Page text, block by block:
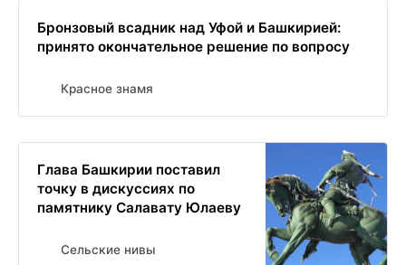
Бронзовый всадник над Уфой и Башкирией:
принято окончательное решение по вопросу
Красное знамя
Глава Башкирии поставил
точку в дискуссиях по
памятнику Салавату Юлаеву
Сельские нивы